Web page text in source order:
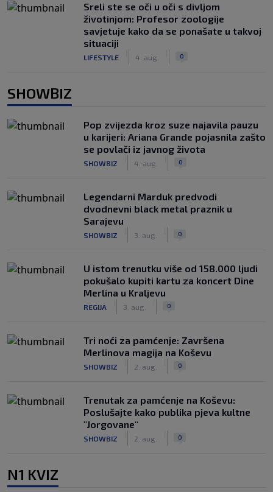
Sreli ste se oči u oči s divljom
životinjom: Profesor zoologije
savjetuje kako da se ponašate u takvoj
situaciji
LIFESTYLE 4. aug. 0
SHOWBIZ
Pop zvijezda kroz suze najavila pauzu
u karijeri: Ariana Grande pojasnila zašto
se povlači iz javnog života
SHOWBIZ 4. aug. 0
Legendarni Marduk predvodi
dvodnevni black metal praznik u
Sarajevu
SHOWBIZ 3. aug. 0
U istom trenutku više od 158.000 ljudi
pokušalo kupiti kartu za koncert Dine
Merlina u Kraljevu
REGIJA 3. aug. 0
Tri noći za pamćenje: Završena
Merlinova magija na Koševu
SHOWBIZ 2. aug. 0
Trenutak za pamćenje na Koševu:
Poslušajte kako publika pjeva kultne
"Jorgovane"
SHOWBIZ 2. aug. 0
N1 KVIZ